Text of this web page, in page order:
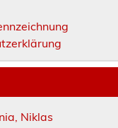
Niklas